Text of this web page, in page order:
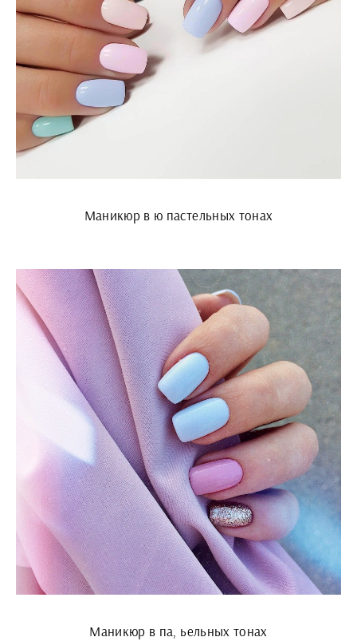
Маникюр в ю пастельных тонах
Маникюр в па, ьельных тонах